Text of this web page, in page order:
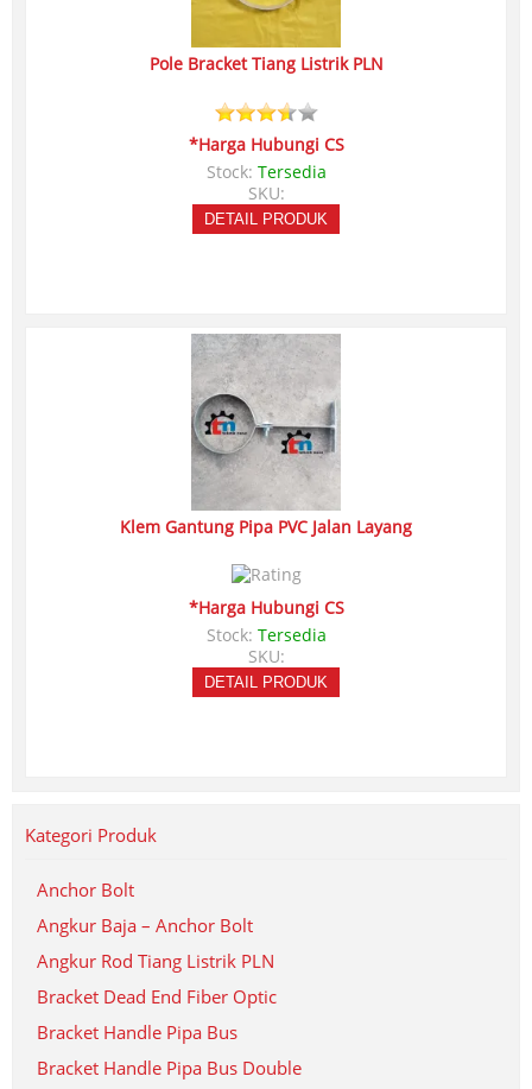
Pole Bracket Tiang Listrik PLN
*Harga Hubungi CS
Stock: Tersedia
SKU:
DETAIL PRODUK
Klem Gantung Pipa PVC Jalan Layang
*Harga Hubungi CS
Stock: Tersedia
SKU:
DETAIL PRODUK
Kategori Produk
Anchor Bolt
Angkur Baja – Anchor Bolt
Angkur Rod Tiang Listrik PLN
Bracket Dead End Fiber Optic
Bracket Handle Pipa Bus
Bracket Handle Pipa Bus Double